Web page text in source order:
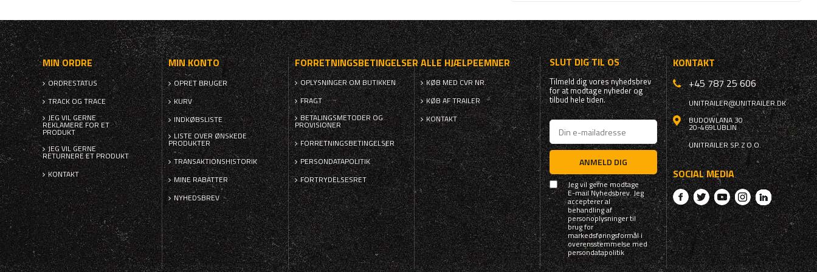
MIN ORDRE
ORDRESTATUS
TRACK OG TRACE
JEG VIL GERNE
REKLAMERE FOR ET
PRODUKT
JEG VIL GERNE
RETURNERE ET PRODUKT
KONTAKT
MIN KONTO
OPRET BRUGER
KURV
INDKØBSLISTE
LISTE OVER ØNSKEDE
PRODUKTER
TRANSAKTIONSHISTORIK
MINE RABATTER
NYHEDSBREV
FORRETNINGSBETINGELSER
OPLYSNINGER OM BUTIKKEN
FRAGT
BETALINGSMETODER OG
PROVISIONER
FORRETNINGSBETINGELSER
PERSONDATAPOLITIK
FORTRYDELSESRET
ALLE HJÆLPEEMNER
KØB MED CVR NR.
KØB AF TRAILER
KONTAKT
SLUT DIG TIL OS
Tilmeld dig vores nyhedsbrev
for at modtage nyheder og
tilbud hele tiden.
ANMELD DIG
Jeg vil gerne modtage
E-mail Nyhedsbrev. Jeg
accepterer al
behandling af
personoplysninger til
brug for
markedsføringsformål i
overensstemmelse med
persondatapolitik
KONTAKT
+45 787 25 606
UNITRAILER@UNITRAILER.DK
BUDOWLANA 30
20-469LUBLIN
UNITRAILER SP. Z O.O.
SOCIAL MEDIA